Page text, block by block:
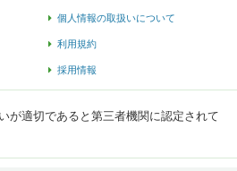
個人情報の取扱いについて
利用規約
採用情報
が適切であると第三者機関に認定されて